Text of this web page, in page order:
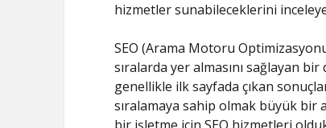
hizmetler sunabileceklerini
SEO (Arama Motoru
sıralarda yer almasını sağlayan
genellikle ilk sayfada çıkan
sıralamaya sahip olmak büyük bir